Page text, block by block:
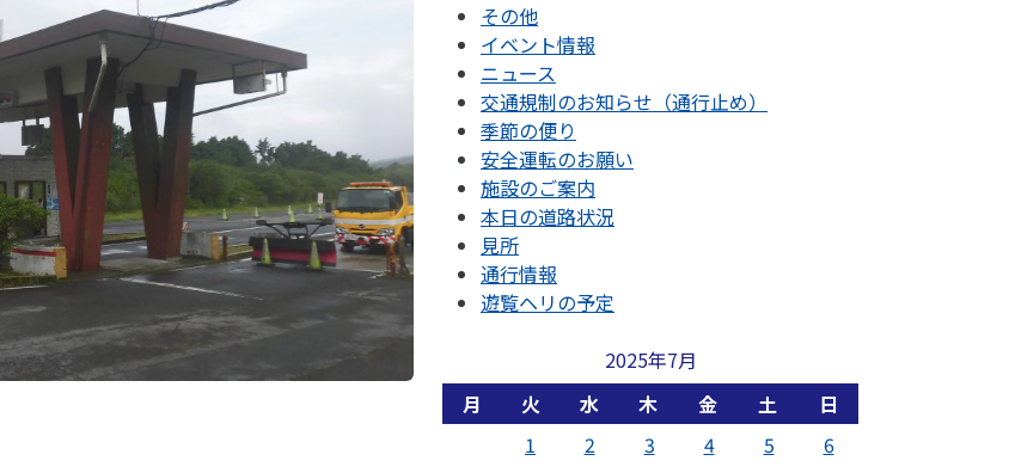
その他
イベント情報
ニュース
交通規制のお知らせ（通行止め）
季節の便り
安全運転のお願い
施設のご案内
本日の道路状況
見所
通行情報
遊覧ヘリの予定
2025年7月
月
火 水 木 金 土
日
1
2 3 4 5
6